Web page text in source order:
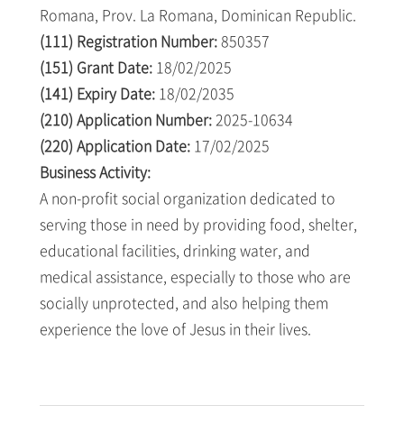
Romana, Prov. La Romana, Dominican Republic.
(111) Registration Number:850357
(151) Grant Date: 18/02/2025
(141) Expiry Date: 18/02/2035
(210) Application Number: 2025-10634
(220) Application Date: 17/02/2025
Business Activity:
A non-profit social organization dedicated to
serving those in need by providing food, shelter,
educational facilities, drinking water, and
medical assistance, especially to those who are
socially unprotected, and also helping them
experience the love of Jesus in their lives.